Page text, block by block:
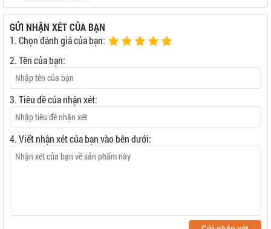
GỬI NHẬN XÉT CỦA BẠN
1. Chọn đánh giá của bạn:
2. Tên của bạn:
3. Tiêu đề của nhận xét:
4. Viết nhận xét của bạn vào bên dưới: